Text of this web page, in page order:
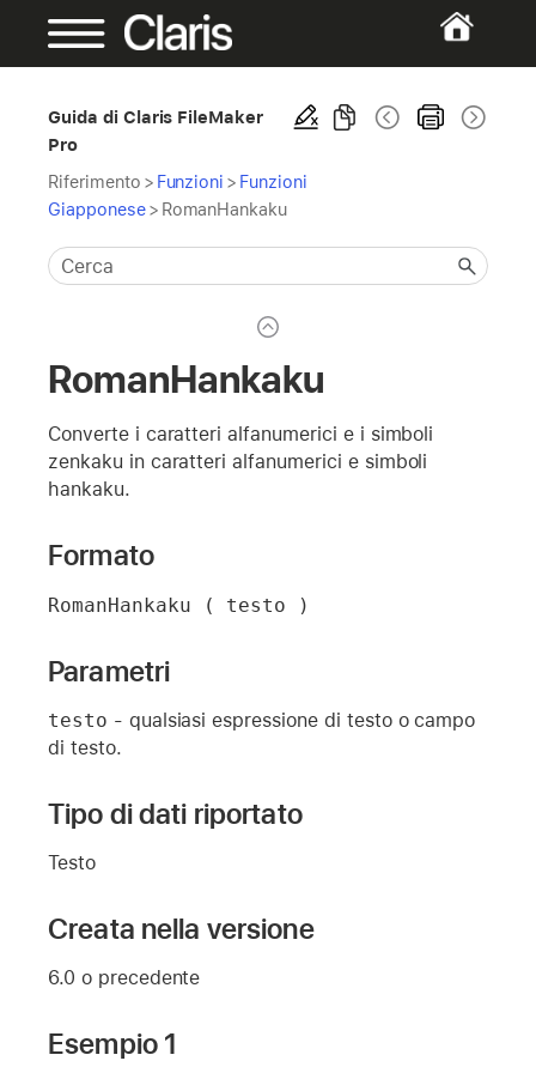
Guida di Claris FileMaker
Pro
Riferimento > Funzioni > Funzioni
Giapponese> RomanHankaku
RomanHankaku
Converte i caratteri alfanumerici e i simboli
zenkaku in caratteri alfanumerici e simboli
hankaku.
Formato
RomanHankaku ( testo )
Parametri
testo - qualsiasi espressione di testo o campo
di testo.
Tipo di dati riportato
Testo
Creata nella versione
6.0 o precedente
Esempio 1